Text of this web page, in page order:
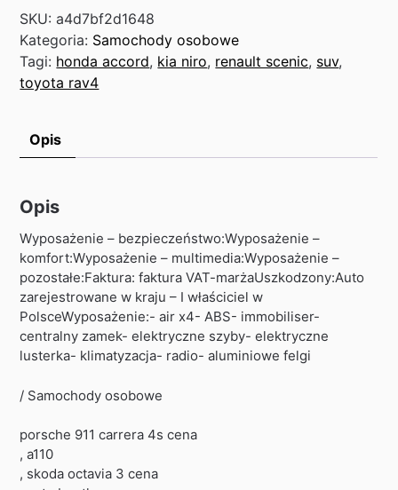
SKU:a4d7bf2d1648
Kategoria: Samochody osobowe
Tagi: honda accord, kia niro, renault scenic, suv,
toyota rav4
Opis
Opis
Wyposażenie – bezpieczeństwo:Wyposażenie –
komfort:Wyposażenie – multimedia:Wyposażenie –
pozostałe:Faktura: faktura VAT-marżaUszkodzony:Auto
zarejestrowane w kraju – I właściciel w
PolsceWyposażenie:- air x4- ABS- immobiliser-
centralny zamek- elektryczne szyby- elektryczne
lusterka- klimatyzacja- radio- aluminiowe felgi
/ Samochody osobowe
porsche 911 carrera 4s cena
, a110
, skoda octavia 3 cena